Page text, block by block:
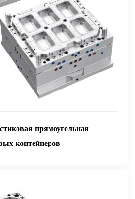
прямоугольная
контейнеров